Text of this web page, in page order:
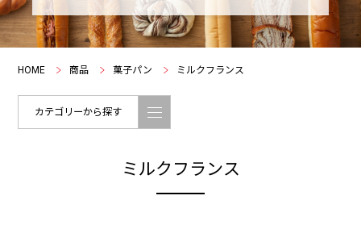
HOME 商品 菓子パン ミルクフランス
カテゴリーから探す
ミルクフランス